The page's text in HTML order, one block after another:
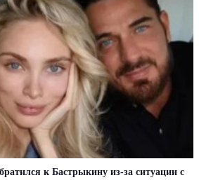
к Бастрыкину из-за ситуации с